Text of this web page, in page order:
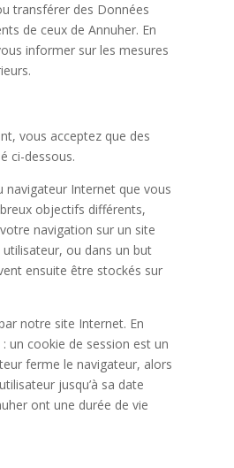
transférer des Données
de ceux deAnnuher. En
informer sur les mesures
vous acceptez que des
ci-dessous.
navigateur Internet que vous
objectifs différents,
navigation sur un site
ou dans un but
ensuite être stockés sur
notre site Internet. En
un cookie de session est un
ferme le navigateur, alors
jusqu’à sa date
ont une durée de vie